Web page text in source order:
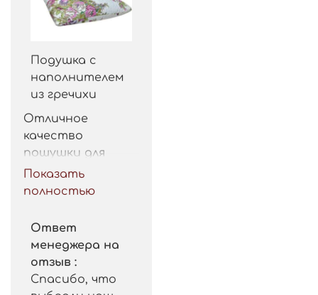
Подушка с
наполнителем
из гречихи
Отличное
качество
пошушки для
такой цены.
Рекомендую.
Показать
полностью
Ответ
менеджера на
отзыв :
Спасибо, что